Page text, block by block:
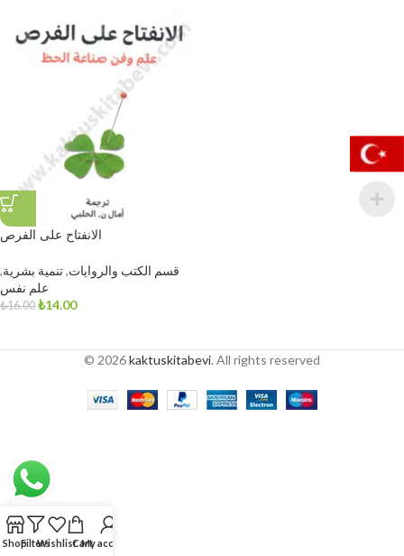
الانفتاح على الفرص
قسم الكتب والروايات,تنمية بشرية,
علم نفس
₺16.00 ₺14.00
© 2026kaktuskitabevi. All rights reserved
ShopFiltersWishlistCartMy account